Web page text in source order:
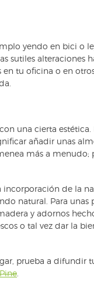
yendo en bici o
sutiles alteraciones
tu oficina o en
una cierta estética.
añadir unas
más a menudo;
de la
natural. Para unas
y adornos
o tal vez dar la
prueba a difundir
Pine